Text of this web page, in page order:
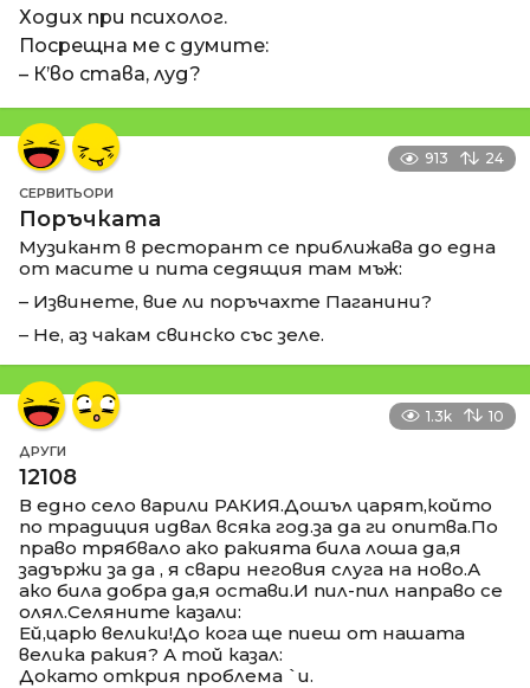
Ходих при психолог.
Посрещна ме с думите:
– К’во става, луд?
913 24
СЕРВИТЬОРИ
Поръчката
Музикант в ресторант се приближава до една
от масите и пита седящия там мъж:
– Извинете, вие ли поръчахте Паганини?
– Не, аз чакам свинско със зеле.
1.3k 10
ДРУГИ
12108
В едно село варили РАКИЯ.Дошъл царят,който
по традиция идвал всяка год.за да ги опитва.По
право трябвало ако ракията била лоша да,я
задържи за да , я свари неговия слуга на ново.А
ако била добра да,я остави.И пил-пил направо се
олял.Селяните казали:
Ей,царю велики!До кога ще пиеш от нашата
велика ракия? А той казал:
Докато открия проблема `и.